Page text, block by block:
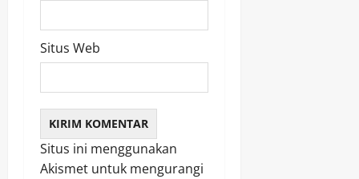
Situs Web
Situs ini menggunakan
Akismet untuk mengurangi